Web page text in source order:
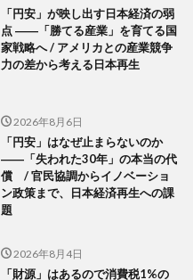
「円安」が映し出す日本経済の弱
点 ――「勝てる産業」を育てる国
家戦略へ / アメリカとの産業競争
力の差から考える日本再生
2026年8月6日
「円安」はなぜ止まらないのか
――「失われた30年」の本当の代
償 / 官民協調からイノベーショ
ン政策まで、日本経済再生への課
題
2026年8月4日
「財源」はあるので消費税1%の